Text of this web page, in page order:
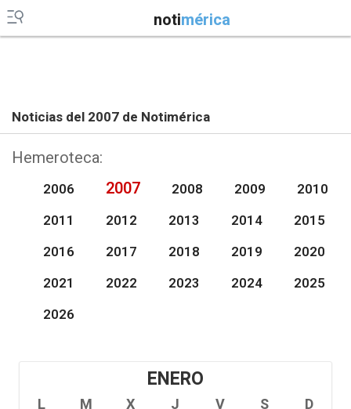
notimérica
Noticias del 2007 de Notimérica
Hemeroteca:
2006 2007 2008 2009
2010
2011
2012 2013 2014
2015
2016
2017 2018 2019
2020
2021
2022 2023 2024
2025
2026
ENERO
L M X J V S
D